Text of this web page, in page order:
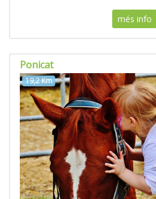
més info
Ponicat
19,2 Km